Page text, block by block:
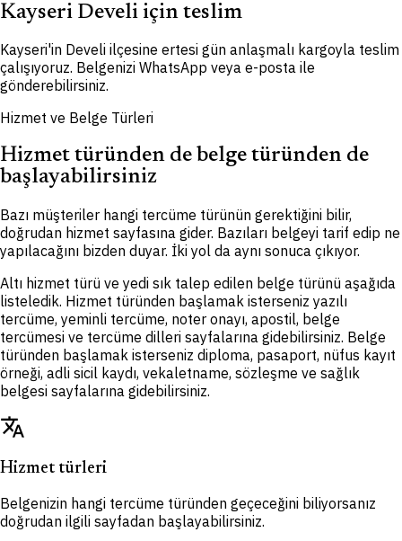
Kayseri Develi için teslim
Kayseri'in Develi ilçesine ertesi gün anlaşmalı kargoyla teslim
çalışıyoruz. Belgenizi WhatsApp veya e-posta ile
gönderebilirsiniz.
Hizmet ve Belge Türleri
Hizmet türünden de belge türünden de
başlayabilirsiniz
Bazı müşteriler hangi tercüme türünün gerektiğini bilir,
doğrudan hizmet sayfasına gider. Bazıları belgeyi tarif edip ne
yapılacağını bizden duyar. İki yol da aynı sonuca çıkıyor.
Altı hizmet türü ve yedi sık talep edilen belge türünü aşağıda
listeledik. Hizmet türünden başlamak isterseniz yazılı
tercüme, yeminli tercüme, noter onayı, apostil, belge
tercümesi ve tercüme dilleri sayfalarına gidebilirsiniz. Belge
türünden başlamak isterseniz diploma, pasaport, nüfus kayıt
örneği, adli sicil kaydı, vekaletname, sözleşme ve sağlık
belgesi sayfalarına gidebilirsiniz.
translate
Hizmet türleri
Belgenizin hangi tercüme türünden geçeceğini biliyorsanız
doğrudan ilgili sayfadan başlayabilirsiniz.